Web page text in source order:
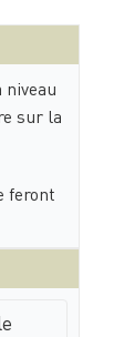
sur la
feront